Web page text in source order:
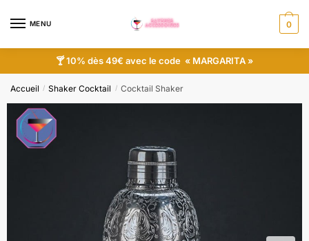
MENU 0
🍸 10% dès 49€ avec le code « MARGARITA »
Accueil / Shaker Cocktail / Cocktail Shaker